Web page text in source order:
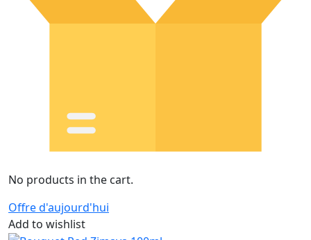
No products in the cart.
Offre d'aujourd'hui
Add to wishlist